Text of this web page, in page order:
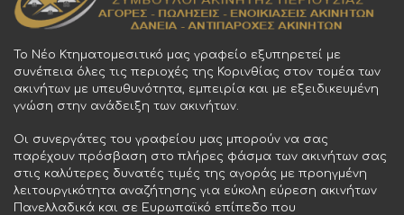
Το Νέο Κτηματομεσιτικό μας γραφείο εξυπηρετεί με
συνέπεια όλες τις περιοχές της Κορινθίας στον τομέα των
ακινήτων με υπευθυνότητα, εμπειρία και με εξειδικευμένη
γνώση στην ανάδειξη των ακινήτων.
Οι συνεργάτες του γραφείου μας μπορούν να σας
παρέχουν πρόσβαση στο πλήρες φάσμα των ακινήτων σας
στις καλύτερες δυνατές τιμές της αγοράς με προηγμένη
λειτουργικότητα αναζήτησης για εύκολη εύρεση ακινήτων
Πανελλαδικά και σε Ευρωπαϊκό επίπεδο που